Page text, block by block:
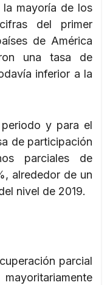
mayoría de los
del primer
de América
una tasa de
inferior a la
y para el
de participación
parciales de
alrededor de un
nivel de 2019.
parcial